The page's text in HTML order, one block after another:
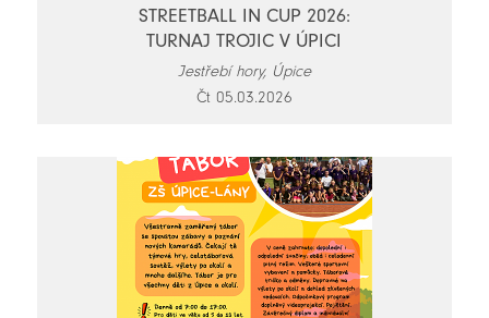
STREETBALL IN CUP 2026:
TURNAJ TROJIC V ÚPICI
Jestřebí hory, Úpice
Čt 05.03.2026